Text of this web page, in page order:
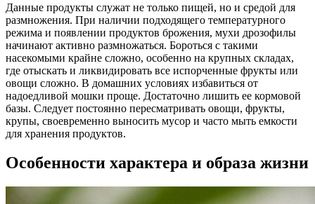
Данные продукты служат не только пищей, но и средой для
размножения. При наличии подходящего температурного
режима и появлении продуктов брожения, мухи дрозофилы
начинают активно размножаться. Бороться с такими
насекомыми крайне сложно, особенно на крупных складах,
где отыскать и ликвидировать все испорченные фрукты или
овощи сложно. В домашних условиях избавиться от
надоедливой мошки проще. Достаточно лишить ее кормовой
базы. Следует постоянно пересматривать овощи, фрукты,
крупы, своевременно выносить мусор и часто мыть емкости
для хранения продуктов.
Особенности характера и образа жизни